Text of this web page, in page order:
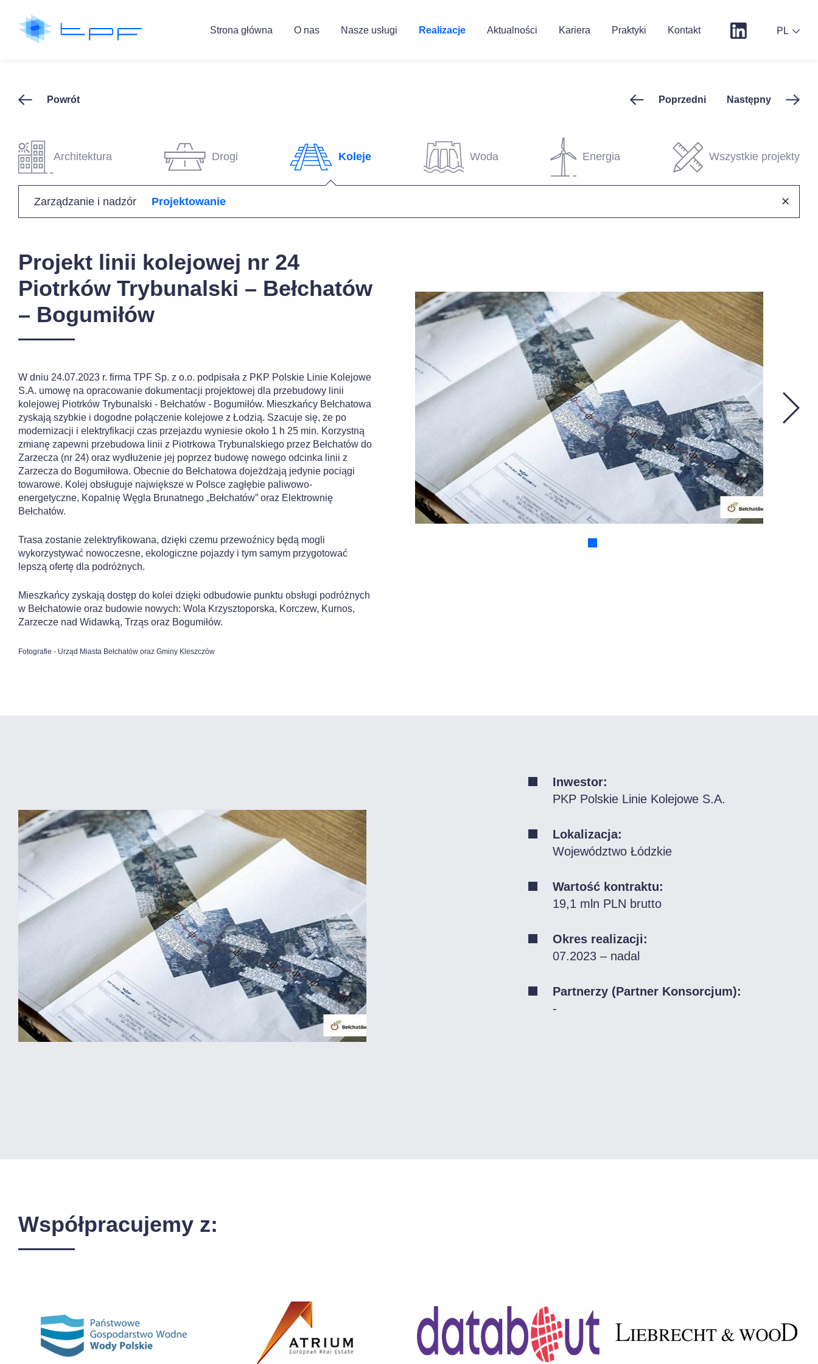
Strona główna O nas Nasze usługi Realizacje Aktualności Kariera Praktyki Kontakt PL
Powrót Poprzedni Następny
Architektura Drogi Koleje
Zarządzanie i nadzór ✕
Projektowanie
Woda Energia Wszystkie projekty
Projekt linii kolejowej nr 24
Piotrków Trybunalski – Bełchatów
– Bogumiłów
W dniu 24.07.2023 r. firma TPF Sp. z o.o. podpisała z PKP Polskie Linie Kolejowe
S.A. umowę na opracowanie dokumentacji projektowej dla przebudowy linii
kolejowej Piotrków Trybunalski - Bełchatów - Bogumiłów. Mieszkańcy Bełchatowa
zyskają szybkie i dogodne połączenie kolejowe z Łodzią. Szacuje się, że po
modernizacji i elektryfikacji czas przejazdu wyniesie około 1 h 25 min. Korzystną
zmianę zapewni przebudowa linii z Piotrkowa Trybunalskiego przez Bełchatów do
Zarzecza (nr 24) oraz wydłużenie jej poprzez budowę nowego odcinka linii z
Zarzecza do Bogumiłowa. Obecnie do Bełchatowa dojeżdżają jedynie pociągi
towarowe. Kolej obsługuje największe w Polsce zagłębie paliwowo-
energetyczne, Kopalnię Węgla Brunatnego „Bełchatów” oraz Elektrownię
Bełchatów.
Trasa zostanie zelektryfikowana, dzięki czemu przewoźnicy będą mogli
wykorzystywać nowoczesne, ekologiczne pojazdy i tym samym przygotować
lepszą ofertę dla podróżnych.
Mieszkańcy zyskają dostęp do kolei dzięki odbudowie punktu obsługi podróżnych
w Bełchatowie oraz budowie nowych: Wola Krzysztoporska, Korczew, Kurnos,
Zarzecze nad Widawką, Trząs oraz Bogumiłów.
Fotografie - Urząd Miasta Bełchatów oraz Gminy Kleszczów
Inwestor:
PKP Polskie Linie Kolejowe S.A.
Lokalizacja:
Województwo Łódzkie
Wartość kontraktu:
19,1 mln PLN brutto
Okres realizacji:
07.2023 – nadal
Partnerzy (Partner Konsorcjum):
-
Współpracujemy z: